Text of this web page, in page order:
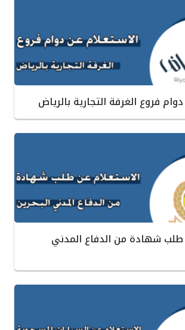
فروع الغرفة التجارية بالرياض
طلب شهادة من الدفاع المدني